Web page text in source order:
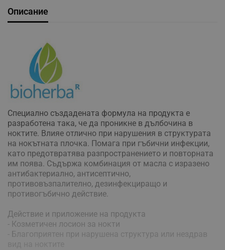
Описание
Специално създадената формула на продукта е
разработена така, че да проникне в дълбочина в
ноктите. Влияе отлично при нарушения в структурата
на нокътната плочка. Помага при гъбични инфекции,
като предотвратява разпространението и повторната
им поява. Съдържа комбинация от масла с изразено
антибактериално, антисептично,
противовъзпалително, дезинфекциращо и
противогъбично действие.
Действие и приложение на продукта
- Козметичен лосион за нокти
- Благоприятен при нарушена структура или нездрав